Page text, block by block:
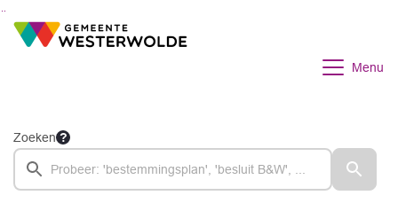
Ga naar de inhoud van deze pagina
Ga naar het zoeken
Ga naar het menu
Menu
Zoeken